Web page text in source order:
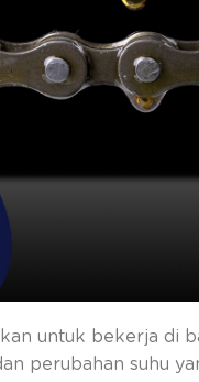
untuk bekerja di
perubahan suhu